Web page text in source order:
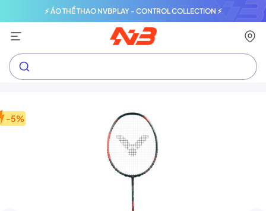
⚡ ÁO THỂ THAO NVBPLAY - CONTROL COLLECTION ⚡
-5%